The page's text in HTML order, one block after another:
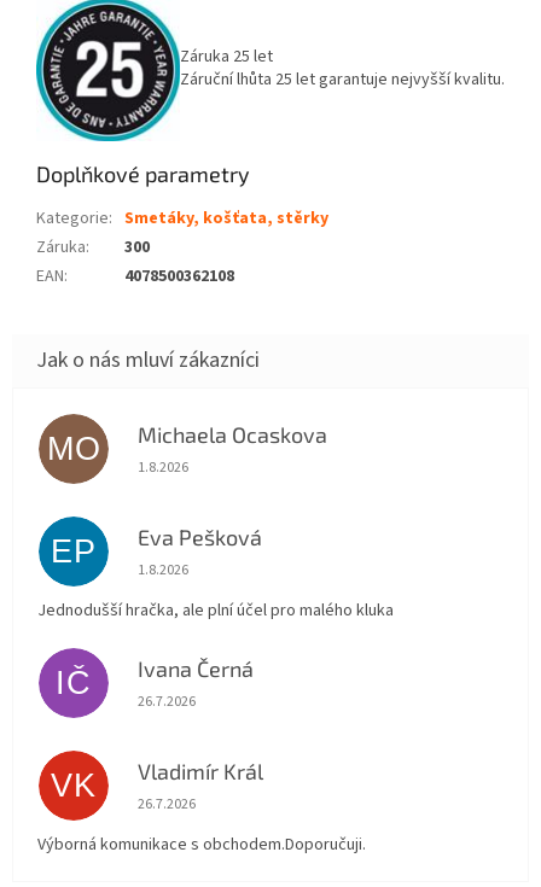
Záruka 25 let
Záruční lhůta 25 let garantuje nejvyšší kvalitu.
Doplňkové parametry
Kategorie: Smetáky, košťata, stěrky
Záruka:
300
EAN: 4078500362108
MO Michaela Ocaskova
Hodnocení obchodu je 5 z 5 hvězdiček.
1.8.2026
EP Eva Pešková
Hodnocení obchodu je 5 z 5 hvězdiček.
1.8.2026
Jednodušší hračka, ale plní účel pro malého kluka
IČ Ivana Černá
Hodnocení obchodu je 5 z 5 hvězdiček.
26.7.2026
VK Vladimír Král
Hodnocení obchodu je 5 z 5 hvězdiček.
26.7.2026
Výborná komunikace s obchodem.Doporučuji.